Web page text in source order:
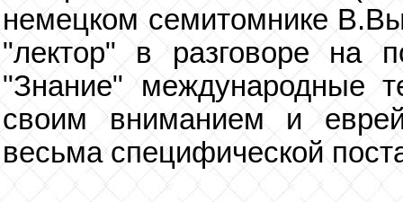
немецком семитомнике
"лектор" в разговоре на
"Знание" международные
своим вниманием и
весьма специфической